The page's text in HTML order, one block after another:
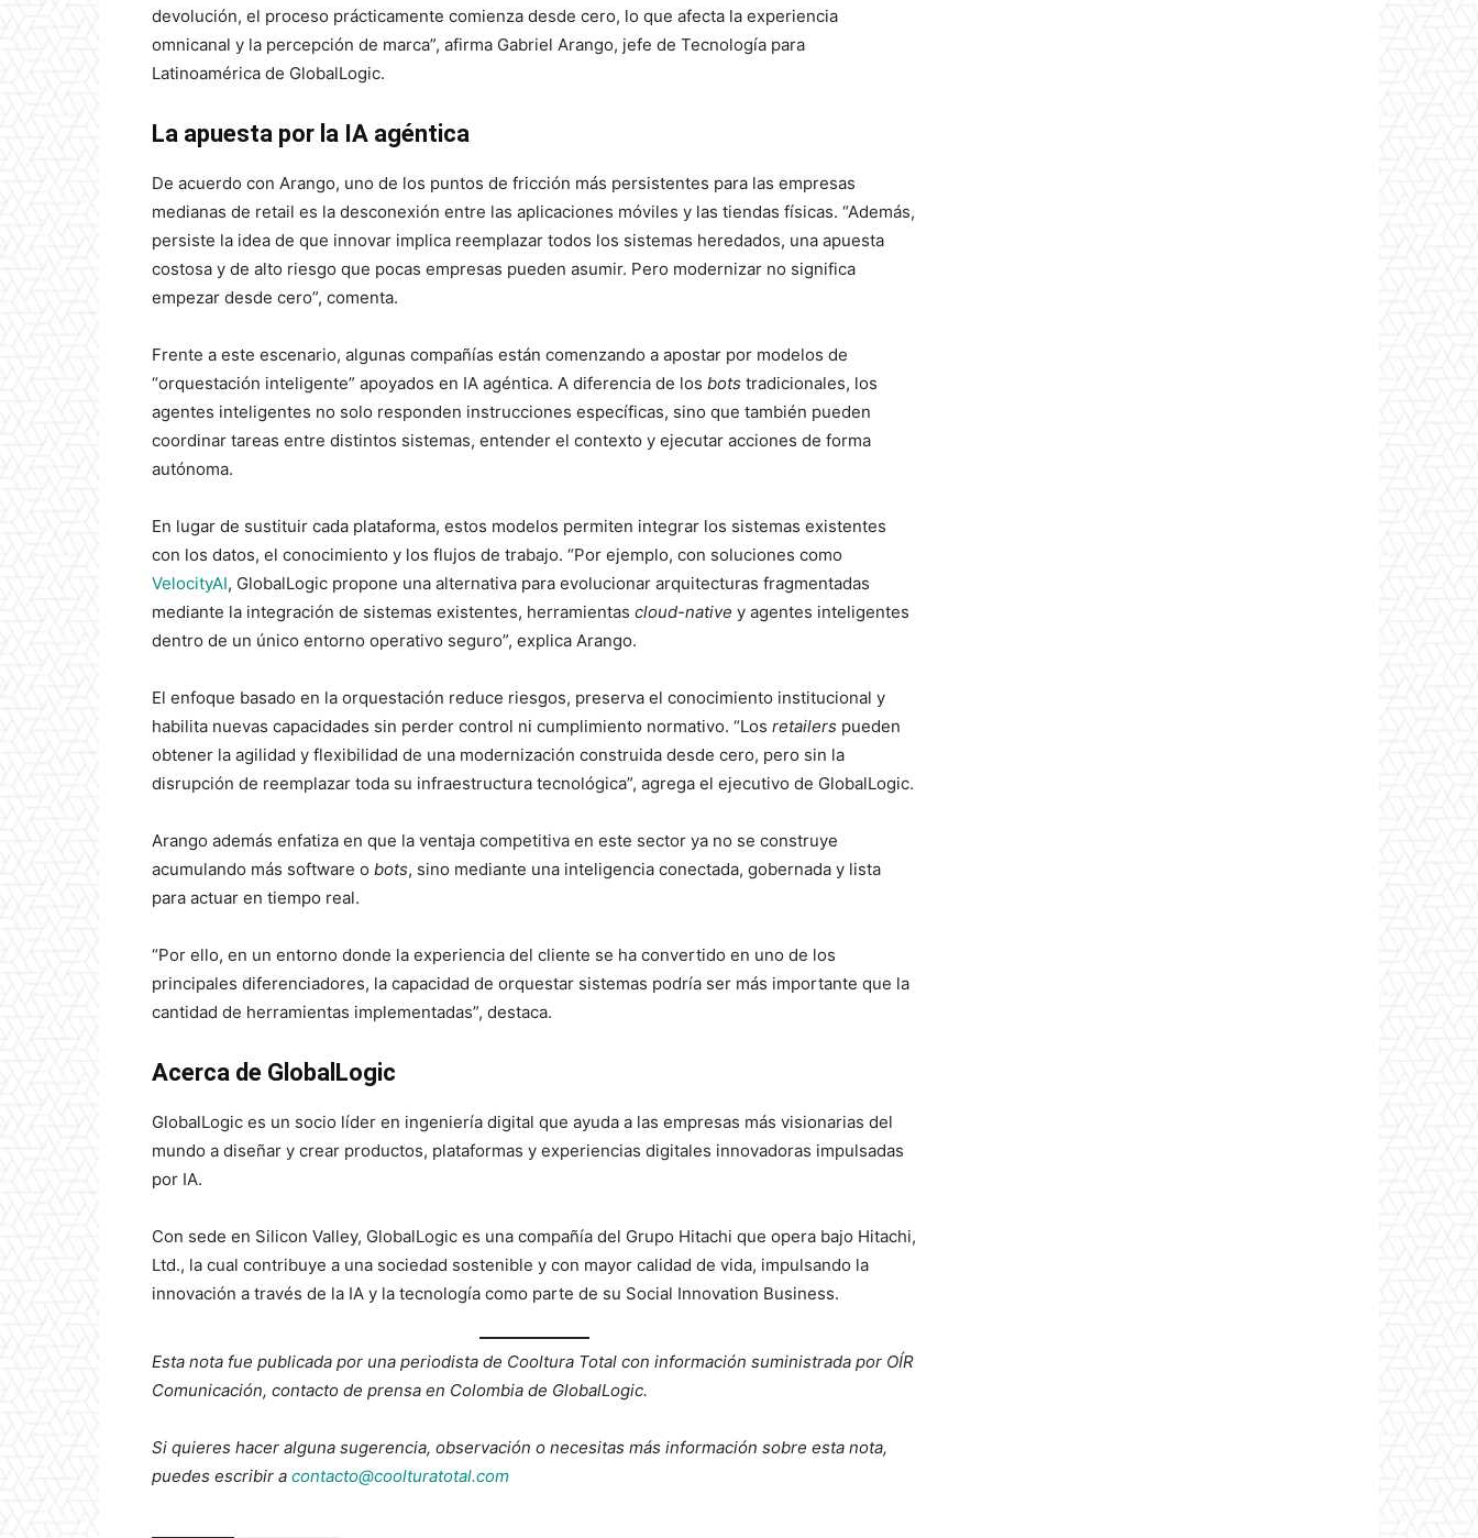
devolución, el proceso prácticamente comienza desde cero, lo que afecta la experiencia
omnicanal y la percepción de marca”, afirma Gabriel Arango, jefe de Tecnología para
Latinoamérica de GlobalLogic.
La apuesta por la IA agéntica
De acuerdo con Arango, uno de los puntos de fricción más persistentes para las empresas
medianas de retail es la desconexión entre las aplicaciones móviles y las tiendas físicas. “Además,
persiste la idea de que innovar implica reemplazar todos los sistemas heredados, una apuesta
costosa y de alto riesgo que pocas empresas pueden asumir. Pero modernizar no significa
empezar desde cero”, comenta.
Frente a este escenario, algunas compañías están comenzando a apostar por modelos de
“orquestación inteligente” apoyados en IA agéntica. A diferencia de los bots tradicionales, los
agentes inteligentes no solo responden instrucciones específicas, sino que también pueden
coordinar tareas entre distintos sistemas, entender el contexto y ejecutar acciones de forma
autónoma.
En lugar de sustituir cada plataforma, estos modelos permiten integrar los sistemas existentes
con los datos, el conocimiento y los flujos de trabajo. “Por ejemplo, con soluciones como
VelocityAI, GlobalLogic propone una alternativa para evolucionar arquitecturas fragmentadas
mediante la integración de sistemas existentes, herramientas cloud-native y agentes inteligentes
dentro de un único entorno operativo seguro”, explica Arango.
El enfoque basado en la orquestación reduce riesgos, preserva el conocimiento institucional y
habilita nuevas capacidades sin perder control ni cumplimiento normativo. “Los retailers pueden
obtener la agilidad y flexibilidad de una modernización construida desde cero, pero sin la
disrupción de reemplazar toda su infraestructura tecnológica”, agrega el ejecutivo de GlobalLogic.
Arango además enfatiza en que la ventaja competitiva en este sector ya no se construye
acumulando más software o bots, sino mediante una inteligencia conectada, gobernada y lista
para actuar en tiempo real.
“Por ello, en un entorno donde la experiencia del cliente se ha convertido en uno de los
principales diferenciadores, la capacidad de orquestar sistemas podría ser más importante que la
cantidad de herramientas implementadas”, destaca.
Acerca de GlobalLogic
GlobalLogic es un socio líder en ingeniería digital que ayuda a las empresas más visionarias del
mundo a diseñar y crear productos, plataformas y experiencias digitales innovadoras impulsadas
por IA.
Con sede en Silicon Valley, GlobalLogic es una compañía del Grupo Hitachi que opera bajo Hitachi,
Ltd., la cual contribuye a una sociedad sostenible y con mayor calidad de vida, impulsando la
innovación a través de la IA y la tecnología como parte de su Social Innovation Business.
Esta nota fue publicada por una periodista de Cooltura Total con información suministrada por OÍR
Comunicación, contacto de prensa en Colombia de GlobalLogic.
Si quieres hacer alguna sugerencia, observación o necesitas más información sobre esta nota,
puedes escribir a contacto@coolturatotal.com